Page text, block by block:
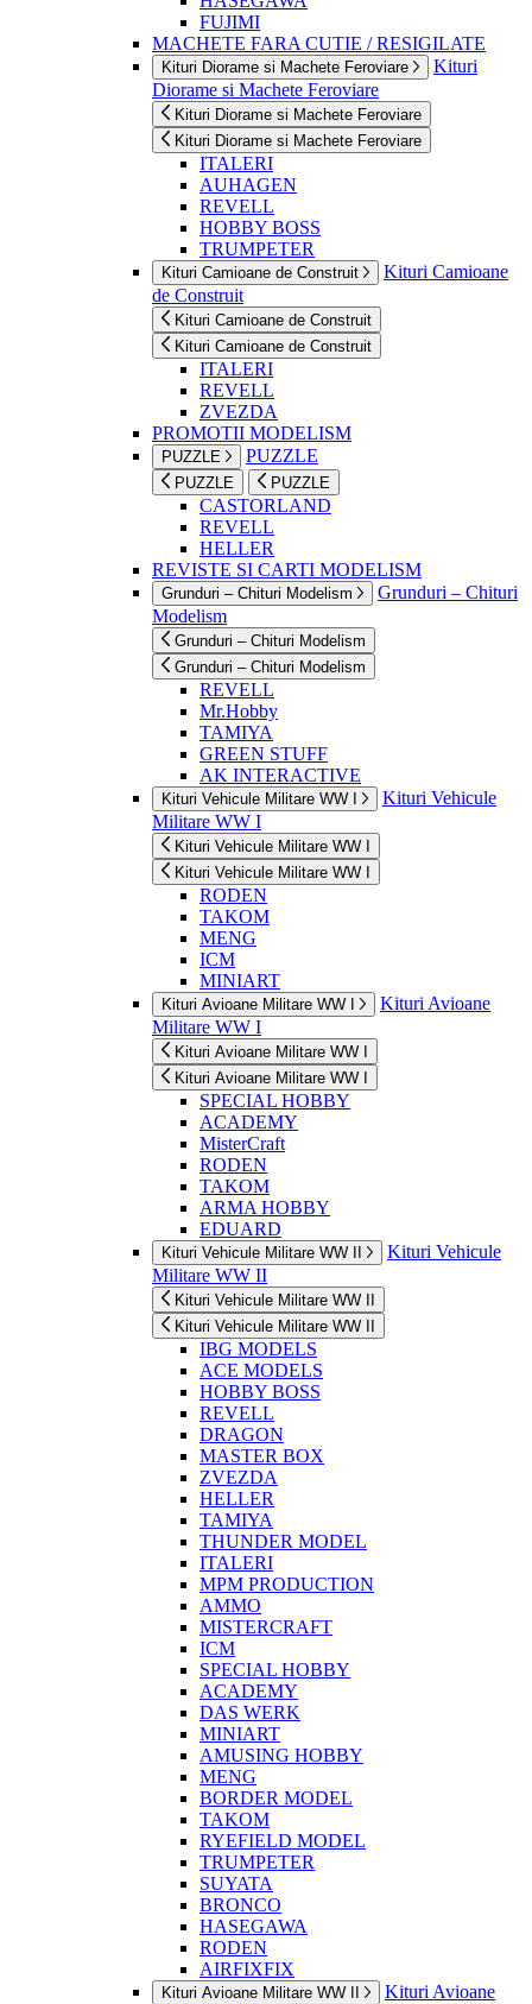
FUJIMI
MACHETE FARA CUTIE / RESIGILATE
Kituri Diorame si Machete Feroviare
Kituri
Diorame si Machete Feroviare
Kituri Diorame si Machete Feroviare
Kituri Diorame si Machete Feroviare
ITALERI
AUHAGEN
REVELL
HOBBY BOSS
TRUMPETER
Kituri Camioane de Construit
Kituri Camioane
de Construit
Kituri Camioane de Construit
Kituri Camioane de Construit
ITALERI
REVELL
ZVEZDA
PROMOTII MODELISM
PUZZLE PUZZLE
PUZZLE PUZZLE
CASTORLAND
REVELL
HELLER
REVISTE SI CARTI MODELISM
Grunduri – Chituri Modelism
Grunduri – Chituri
Modelism
Grunduri – Chituri Modelism
Grunduri – Chituri Modelism
REVELL
Mr.Hobby
TAMIYA
GREEN STUFF
AK INTERACTIVE
Kituri Vehicule Militare WW I
Kituri Vehicule
Militare WW I
Kituri Vehicule Militare WW I
Kituri Vehicule Militare WW I
RODEN
TAKOM
MENG
ICM
MINIART
Kituri Avioane Militare WW I
Kituri Avioane
Militare WW I
Kituri Avioane Militare WW I
Kituri Avioane Militare WW I
SPECIAL HOBBY
ACADEMY
MisterCraft
RODEN
TAKOM
ARMA HOBBY
EDUARD
Kituri Vehicule Militare WW II
Kituri Vehicule
Militare WW II
Kituri Vehicule Militare WW II
Kituri Vehicule Militare WW II
IBG MODELS
ACE MODELS
HOBBY BOSS
REVELL
DRAGON
MASTER BOX
ZVEZDA
HELLER
TAMIYA
THUNDER MODEL
ITALERI
MPM PRODUCTION
AMMO
MISTERCRAFT
ICM
SPECIAL HOBBY
ACADEMY
DAS WERK
MINIART
AMUSING HOBBY
MENG
BORDER MODEL
TAKOM
RYEFIELD MODEL
TRUMPETER
SUYATA
BRONCO
HASEGAWA
RODEN
AIRFIXFIX
Kituri Avioane Militare WW II
Kituri Avioane